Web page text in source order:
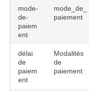
mode-
de-
paiem
ent
mode_de_
paiement
délai
de
paiem
ent
Modalités
de
paiement